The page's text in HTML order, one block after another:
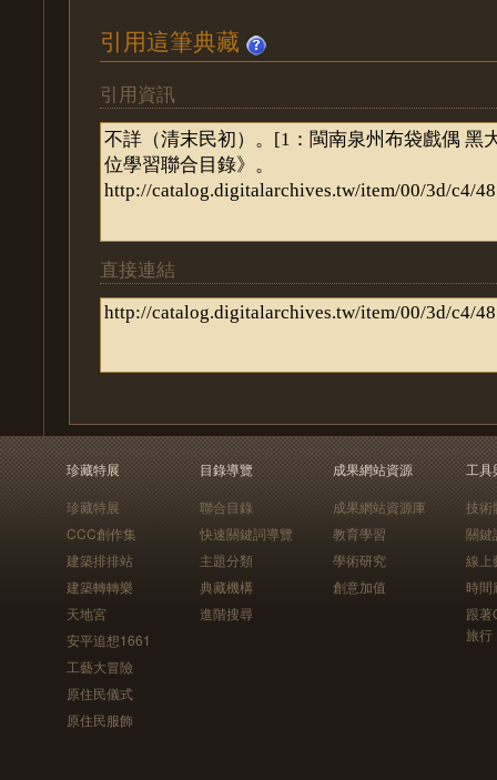
引用這筆典藏
引用資訊
直接連結
珍藏特展
珍藏特展
CCC創作集
建築排排站
建築轉轉樂
天地宮
安平追想1661
工藝大冒險
原住民儀式
原住民服飾
目錄導覽
聯合目錄
快速關鍵詞導覽
主題分類
典藏機構
進階搜尋
成果網站資源
成果網站資源庫
教育學習
學術研究
創意加值
工具
技術
關鍵
線上
時間
跟
旅行